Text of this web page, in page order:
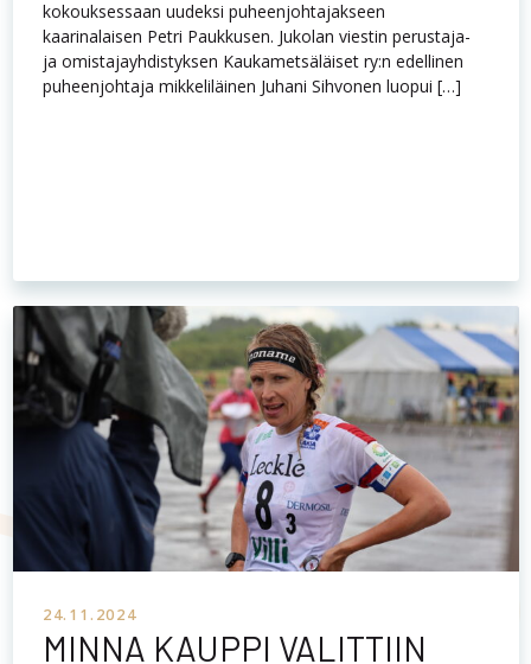
24.11.2024
MINNA KAUPPI VALITTIIN
KAUKAMETSÄLÄISTEN
JÄSENEKSI
Jukolan viestin perustaja- ja omistajajärjestö
menestyneimmän suunnistajan Minna Kaupin
Jäseniksi kutsutaan Jukolan viestin järjestäjiä ja